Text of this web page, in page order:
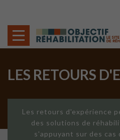
LES RETOURS
Les retours d'expérience
des solutions de
s'appuyant sur des cas